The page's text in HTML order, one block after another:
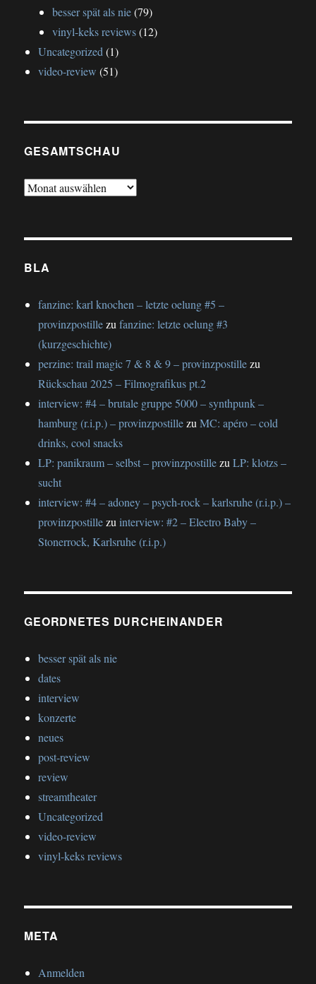
besser spät als nie(79)
vinyl-keks reviews(12)
Uncategorized (1)
video-review (51)
GESAMTSCHAU
gesamtschau
BLA
fanzine: karl knochen – letzte oelung #5 –
provinzpostillezufanzine: letzte oelung #3
(kurzgeschichte)
perzine: trail magic 7 & 8 & 9 – provinzpostillezu
Rückschau 2025 – Filmografikus pt.2
interview: #4 – brutale gruppe 5000 – synthpunk –
hamburg (r.i.p.) – provinzpostillezuMC: apéro – cold
drinks, cool snacks
LP: panikraum – selbst – provinzpostillezuLP: klotzs –
sucht
interview: #4 – adoney – psych-rock – karlsruhe (r.i.p.) –
provinzpostillezuinterview: #2 – Electro Baby –
Stonerrock, Karlsruhe (r.i.p.)
GEORDNETES DURCHEINANDER
besser spät als nie
dates
interview
konzerte
neues
post-review
review
streamtheater
Uncategorized
video-review
vinyl-keks reviews
META
Anmelden